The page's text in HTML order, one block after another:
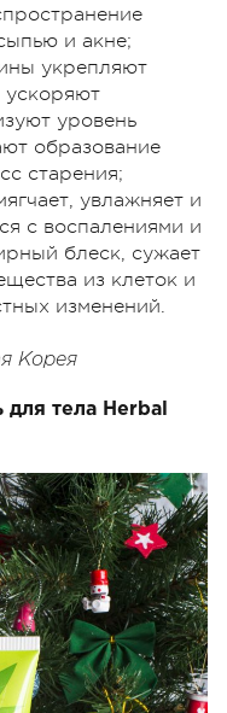
и акне;
укрепляют
уровень
образование
старения;
увлажняет и
с воспалениями и
блеск, сужает
из клеток и
изменений.
Корея
тела Herbal